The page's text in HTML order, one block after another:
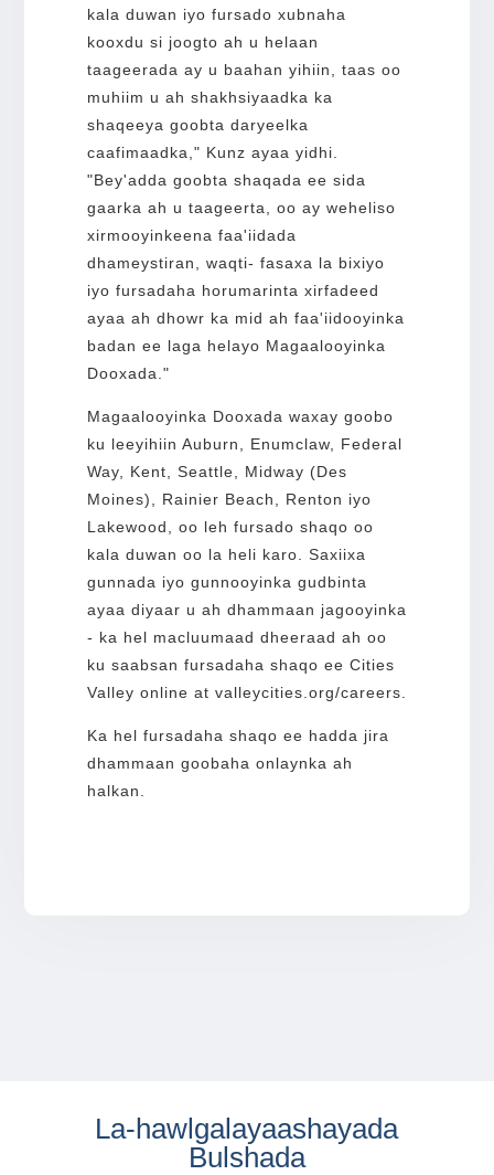
kala duwan iyo fursado xubnaha
kooxdu si joogto ah u helaan
taageerada ay u baahan yihiin, taas oo
muhiim u ah shakhsiyaadka ka
shaqeeya goobta daryeelka
caafimaadka," Kunz ayaa yidhi.
"Bey'adda goobta shaqada ee sida
gaarka ah u taageerta, oo ay weheliso
xirmooyinkeena faa'iidada
dhameystiran, waqti- fasaxa la bixiyo
iyo fursadaha horumarinta xirfadeed
ayaa ah dhowr ka mid ah faa'iidooyinka
badan ee laga helayo Magaalooyinka
Dooxada."
Magaalooyinka Dooxada waxay goobo
ku leeyihiin Auburn, Enumclaw, Federal
Way, Kent, Seattle, Midway (Des
Moines), Rainier Beach, Renton iyo
Lakewood, oo leh fursado shaqo oo
kala duwan oo la heli karo. Saxiixa
gunnada iyo gunnooyinka gudbinta
ayaa diyaar u ah dhammaan jagooyinka
- ka hel macluumaad dheeraad ah oo
ku saabsan fursadaha shaqo ee Cities
Valley online at valleycities.org/careers.
Ka hel fursadaha shaqo ee hadda jira
dhammaan goobaha onlaynka ah
halkan.
La-hawlgalayaashayada
Bulshada